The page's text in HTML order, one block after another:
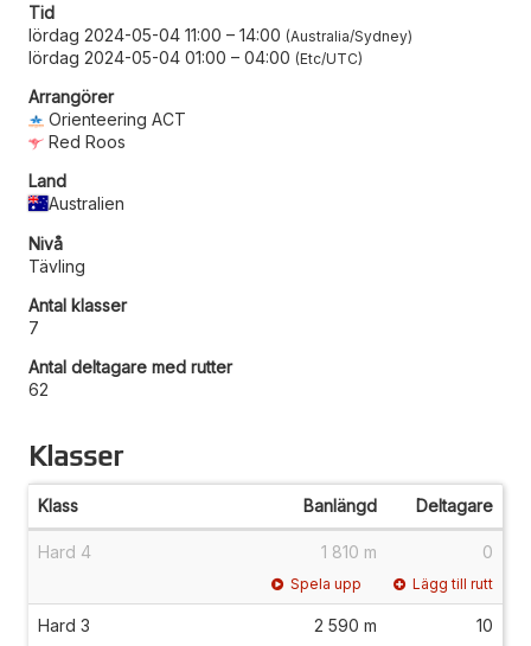
Tid
lördag 2024-05-04 11:00 – 14:00 Australia/Sydney
lördag 2024-05-04 01:00 – 04:00 Etc/UTC
Arrangörer
Orienteering ACT
Red Roos
Land
Australien
Nivå
Tävling
Antal klasser
7
Antal deltagare med rutter
62
Klasser
Klass Banlängd Deltagare
Hard 4 1 810 m 0
Spela upp Lägg till rutt
Hard 3 2 590 m 10